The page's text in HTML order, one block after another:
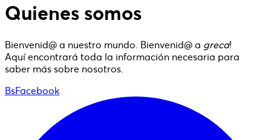
Quienes somos
Bienvenid@ a nuestro mundo. Bienvenid@ a greca!
Aquí encontrará toda la información necesaria para
saber más sobre nosotros.
BsFacebook